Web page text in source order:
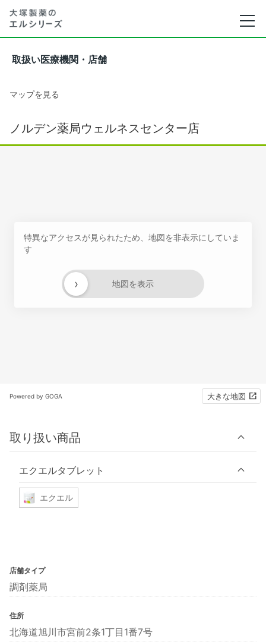
取扱い医療機関・店舗
マップを見る
ノルデン薬局ウェルネスセンター店
特異なアクセスが見られたため、地図を非表示にしていま
す
地図を表示
›
Powered by GOGA 大きな地図
取り扱い商品
エクエルタブレット
エクエル
店舗タイプ
調剤薬局
住所
北海道旭川市宮前2条1丁目1番7号